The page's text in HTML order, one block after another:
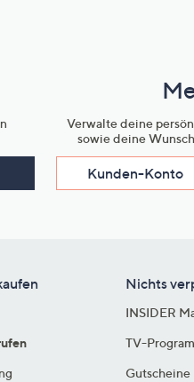
Verwalte deine
sowie deine
Kunden-Konto
Nichts
INSIDER
TV-
Gutscheine